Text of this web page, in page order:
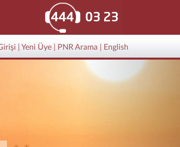
Yeni Üye| PNR Arama English